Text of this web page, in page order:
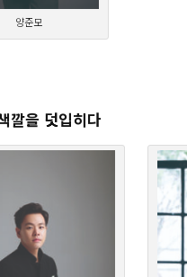
양준모
깔을 덧입히다